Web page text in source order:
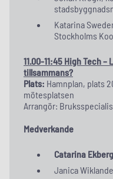
Katarina
Stockholms
11.00-11:45 High Tech –
tillsammans?
Plats: Hamnplan, plats
mötesplatsen
Arrangör:
Medverkande
Catarina
Janica